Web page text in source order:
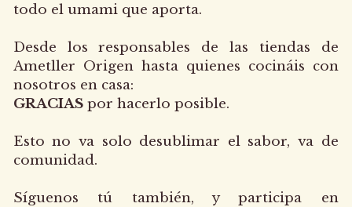
todo el umami que aporta.
Desde los responsables de las tiendas de
Ametller Origen hasta quienes cocináis con
nosotros en casa:
GRACIAS por hacerlo posible.
Esto no va solo desublimar el sabor, va de
comunidad.
Síguenos tú también, y participa en